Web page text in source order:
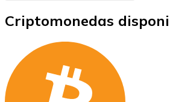
Criptomonedas